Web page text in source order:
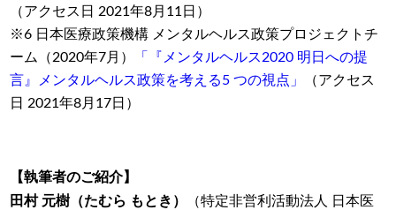
（アクセス日 2021年8月11日）
※6 日本医療政策機構 メンタルヘルス政策プロジェクトチ
ーム（2020年7月）
「『メンタルヘルス2020 明日への提
言』メンタルヘルス政策を考える5 つの視点」
（アクセス
日 2021年8月17日）
【執筆者のご紹介】
田村 元樹（たむら もとき）
（特定非営利活動法人 日本医